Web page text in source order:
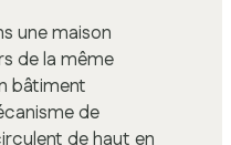
une maison
de la même
bâtiment
de